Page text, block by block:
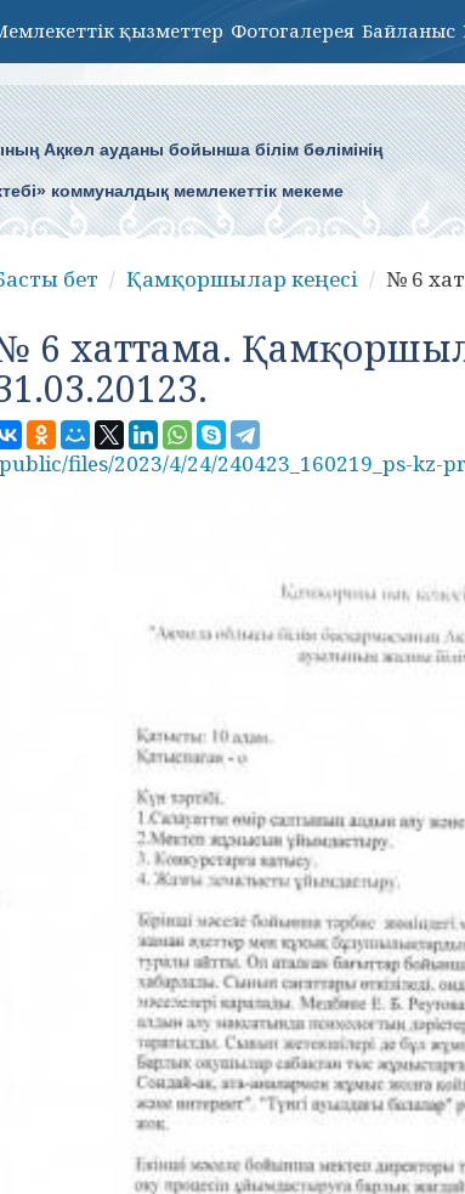
қызметтер Фотогалерея Байланыс
Ақкөл ауданы бойынша білім бөлімінің
коммуналдық мемлекеттік мекеме
бет Қамқоршылар кеңесі № 6
6 хаттама.
files/2023/4/24/240423_160219_ps-kz-